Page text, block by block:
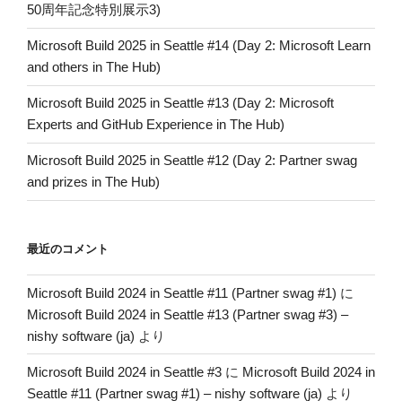
50周年記念特別展示3)
Microsoft Build 2025 in Seattle #14 (Day 2: Microsoft Learn
and others in The Hub)
Microsoft Build 2025 in Seattle #13 (Day 2: Microsoft
Experts and GitHub Experience in The Hub)
Microsoft Build 2025 in Seattle #12 (Day 2: Partner swag
and prizes in The Hub)
最近のコメント
Microsoft Build 2024 in Seattle #11 (Partner swag #1) に
Microsoft Build 2024 in Seattle #13 (Partner swag #3) –
nishy software (ja) より
Microsoft Build 2024 in Seattle #3 に Microsoft Build 2024 in
Seattle #11 (Partner swag #1) – nishy software (ja) より